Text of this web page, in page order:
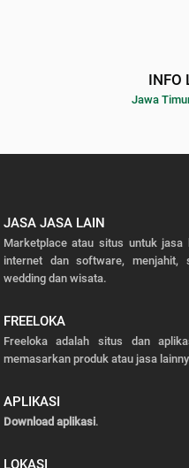
INFO
Jawa
JASA JASA LAIN
Marketplace atau situs untuk jasa
internet dan software, menjahit,
wedding dan wisata.
FREELOKA
Freeloka adalah situs dan
memasarkan produk atau jasa
APLIKASI
Download aplikasi.
LOKASI